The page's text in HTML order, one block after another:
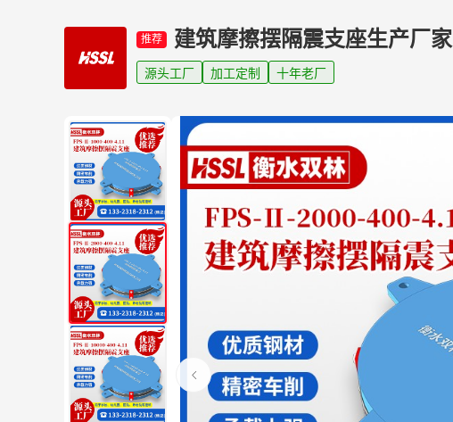
推荐 建筑摩擦摆隔震支座生产厂家
源头工厂 加工定制 十年老厂